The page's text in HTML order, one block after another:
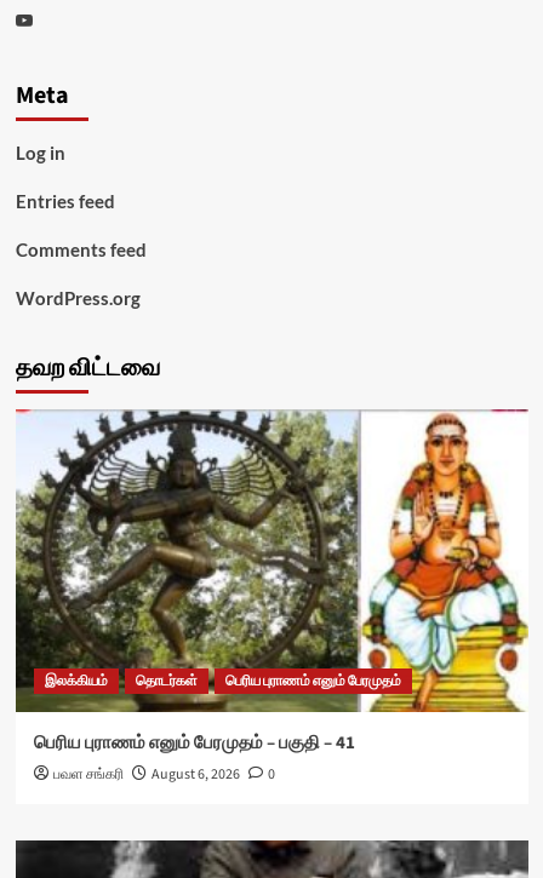
Youtube
Meta
Log in
Entries feed
Comments feed
WordPress.org
தவற விட்டவை
இலக்கியம் தொடர்கள் பெரிய புராணம் எனும் பேரமுதம்
பெரிய புராணம் எனும் பேரமுதம் – பகுதி – 41
பவள சங்கரி August 6, 2026 0